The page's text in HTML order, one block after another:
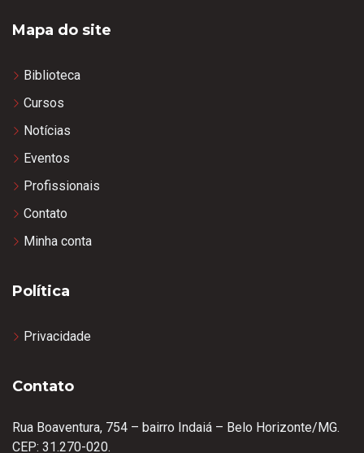
Mapa do site
Biblioteca
Cursos
Notícias
Eventos
Profissionais
Contato
Minha conta
Política
Privacidade
Contato
Rua Boaventura, 754 – bairro Indaiá – Belo Horizonte/MG.
CEP: 31.270-020.